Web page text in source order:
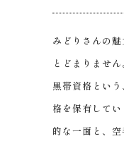
みどりさんの
とどまりませ
黒帯資格とい
格を保有して
的な一面と、